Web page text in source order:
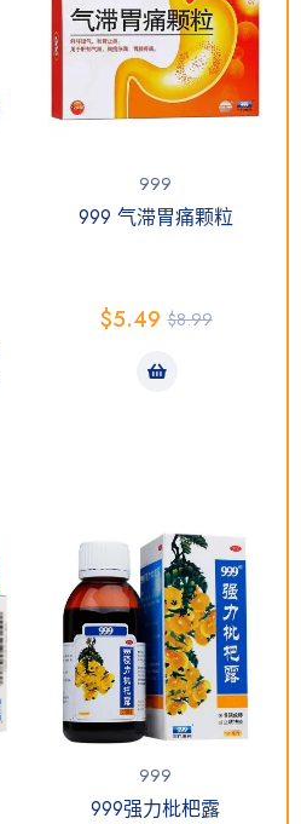
999
999 气滞胃痛颗粒
$8.99
$5.49
999
999强力枇杷露